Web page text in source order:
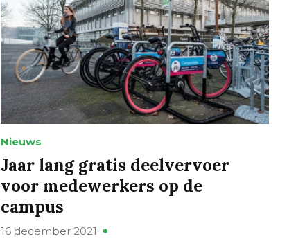
Nieuws
Jaar lang gratis deelvervoer
voor medewerkers op de
campus
16 december 2021